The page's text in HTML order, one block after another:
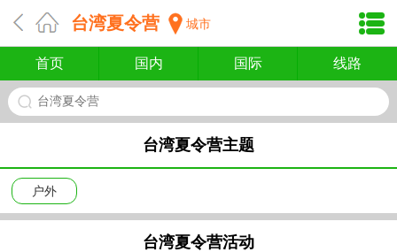
台湾夏令营 城市
首页 国内 国际 线路
台湾夏令营
台湾夏令营主题
户外
台湾夏令营活动